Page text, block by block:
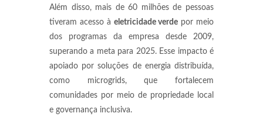
Além disso, mais de 60 milhões de pessoas
tiveram acesso à eletricidade verde por meio
dos programas da empresa desde 2009,
superando a meta para 2025. Esse impacto é
apoiado por soluções de energia distribuída,
como microgrids, que fortalecem
comunidades por meio de propriedade local
e governança inclusiva.